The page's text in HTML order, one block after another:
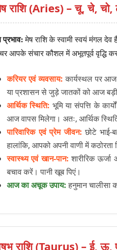
राशि (Aries) – चू, चे,
प्रभाव: मेष राशि के स्वामी स्वयं मंगल
आपके संचार कौशल में अभूतपूर्व वृद्धि
करियर एवं व्यवसाय: कार्यस्थल पर आज
या प्रशासन से जुड़े जातकों को आज बड़ी
आर्थिक स्थिति: भूमि या संपत्ति के
आज वापस मिलेगा। अतः, आर्थिक
पारिवारिक एवं प्रेम जीवन: छोटे भाई-
हालांकि, आपको अपनी वाणी में
स्वास्थ्य एवं खान-पान: शारीरिक
बचाव करें। पानी खूब पिएं।
आज का अचूक उपाय:हनुमान चालीसा
राशि (Taurus) – ई, ऊ,